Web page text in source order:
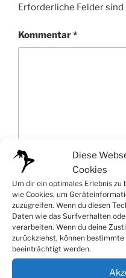
Diese
Cookies
Um dir ein optimales Erlebnis
wie Cookies, um
zuzugreifen. Wenn du diesen
Daten wie das Surfverhalten
verarbeiten. Wenn du deine
zurückziehst, können
beeinträchtigt werden.
Erforderliche Felder
Kommentar*
Name*
E-Mail-Adresse*